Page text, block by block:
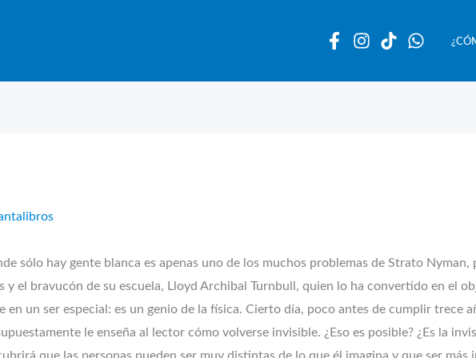
sólo hay gente blanca es apenas uno de los muchos problemas de Strato Nyman,
y el bravucón de su escuela, Lloyd Archibal Turnbull, quien lo ha convertido en el
un ser especial: es un genio de la física. Cierto día, poco antes de cumplir trece
le enseña al lector cómo volverse invisible. ¿Eso es posible? ¿Es la